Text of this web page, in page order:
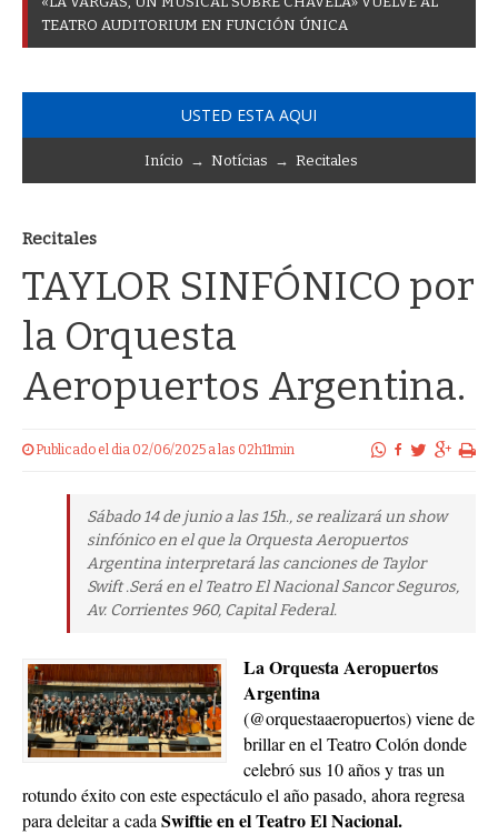
TEATRO AUDITORIUM EN FUNCIÓN ÚNICA
USTED ESTA AQUI
Início → Notícias → Recitales
Recitales
TAYLOR SINFÓNICO por
la Orquesta
Aeropuertos Argentina.
Publicado el dia 02/06/2025 a las 02h11min
Sábado 14 de junio a las 15h., se realizará un show
sinfónico en el que la Orquesta Aeropuertos
Argentina interpretará las canciones de Taylor
Swift .Será en el Teatro El Nacional Sancor Seguros,
Av. Corrientes 960, Capital Federal.
La Orquesta Aeropuertos
Argentina
(@orquestaaeropuertos) viene de
brillar en el Teatro Colón donde
celebró sus 10 años y tras un
rotundo éxito con este espectáculo el año pasado, ahora regresa
para deleitar a cada Swiftie en el Teatro El Nacional.